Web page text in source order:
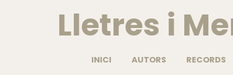
Lletres i
INICI AUTORS RECORDS